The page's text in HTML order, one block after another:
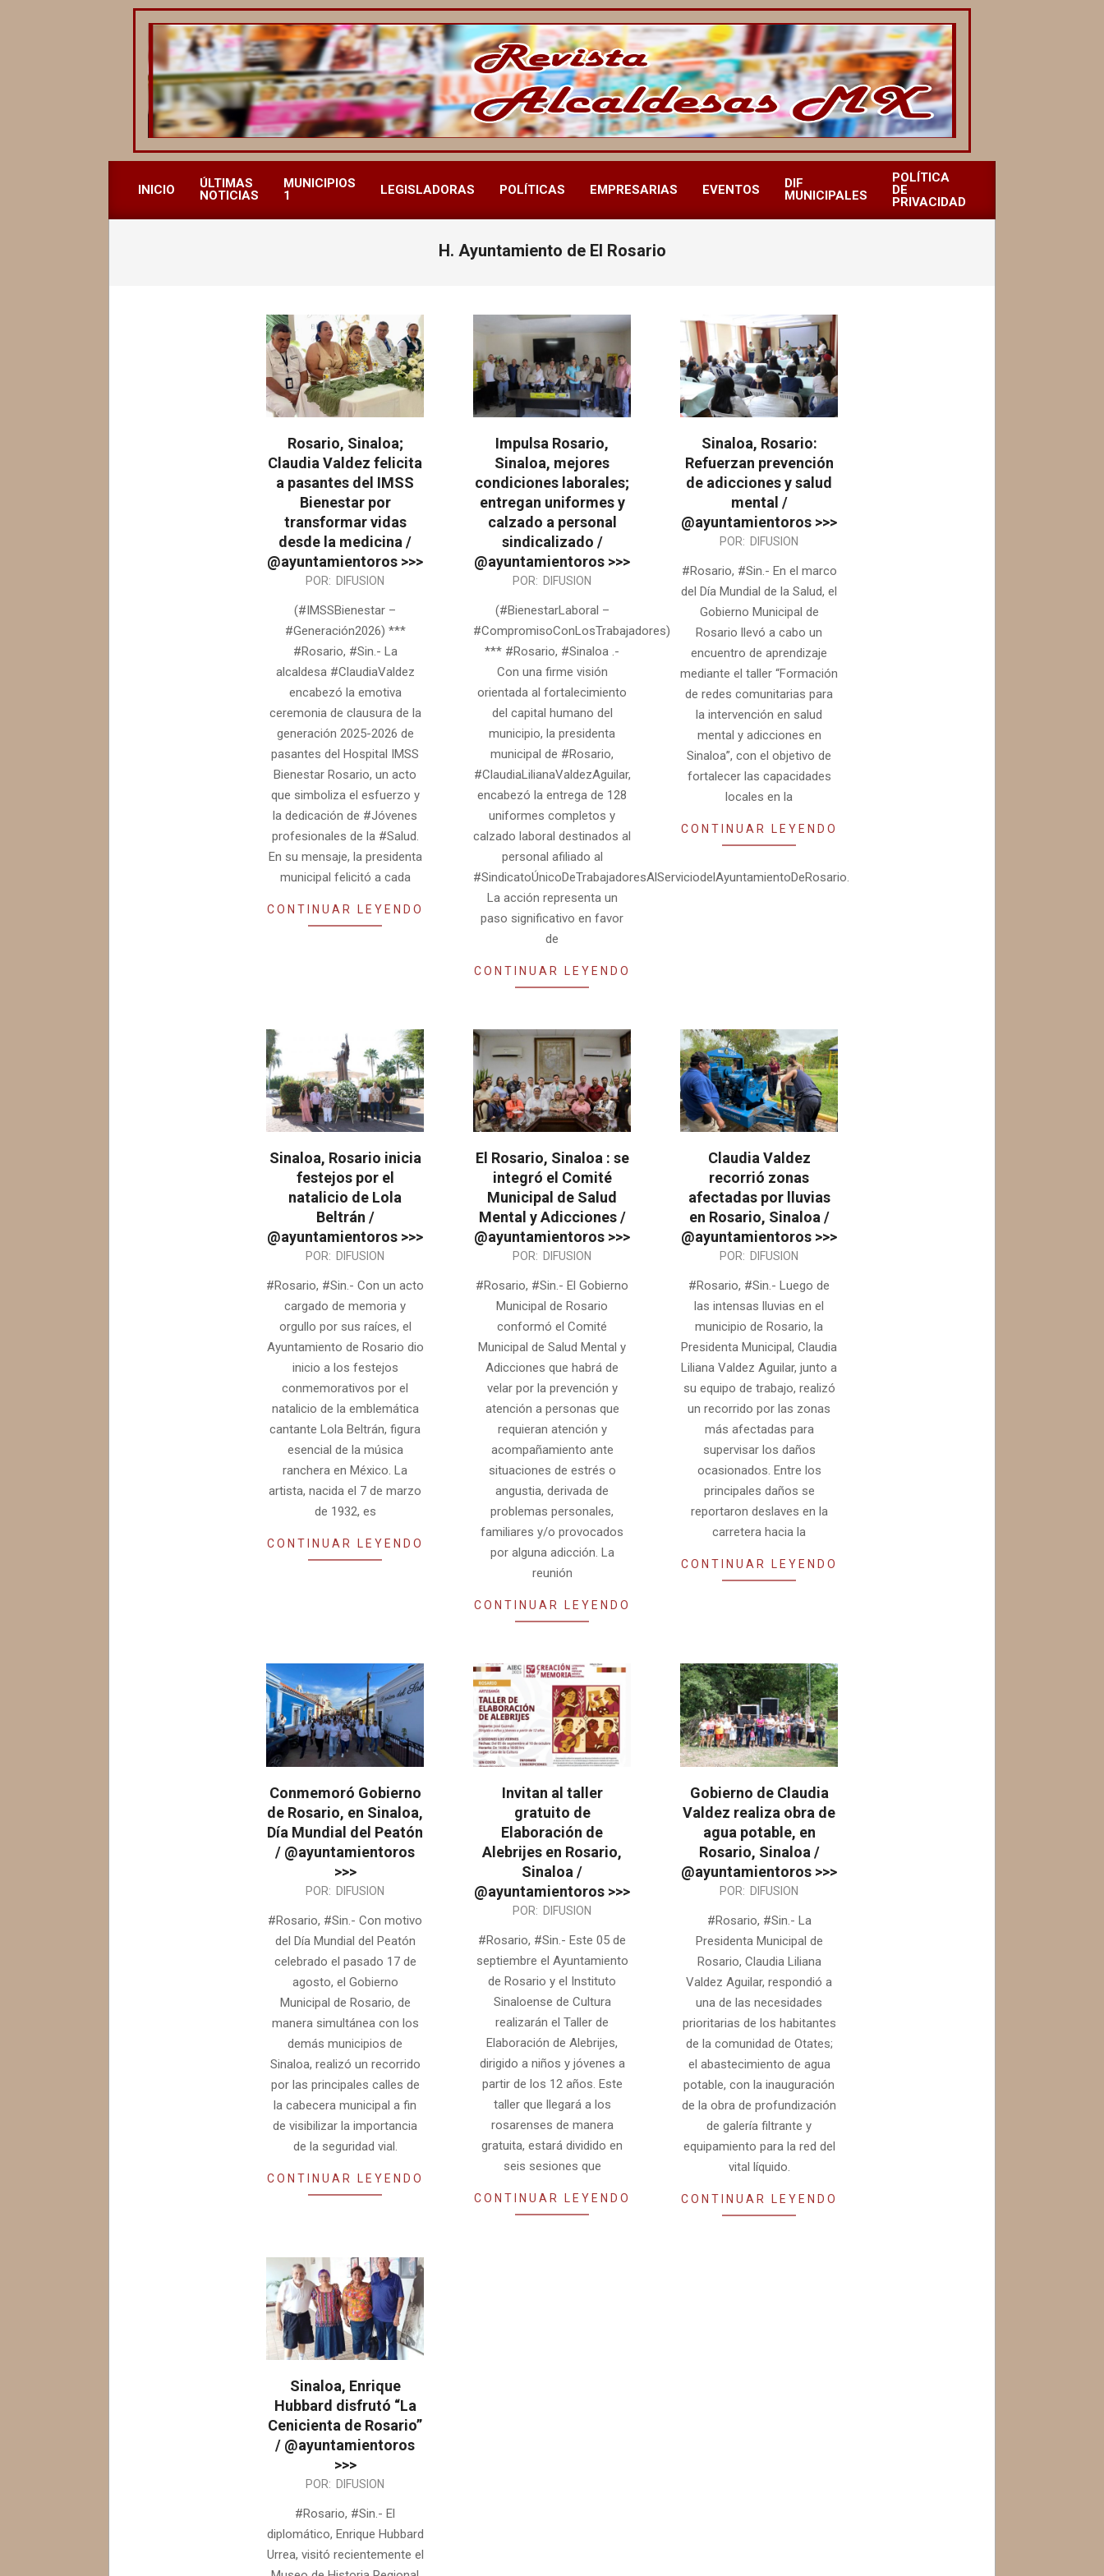
REVISTA
ALCALDESAS
MX
Menú
de
principal
INICIO
ÚLTIMAS
NOTICIAS
MUNICIPIOS
1
LEGISLADORAS POLÍTICAS EMPRESARIAS EVENTOS
DIF
MUNICIPALES
POLÍTICA
DE
PRIVACIDAD
H. Ayuntamiento de El Rosario
Rosario, Sinaloa;
Claudia Valdez felicita
a pasantes del IMSS
Bienestar por
transformar vidas
desde la medicina /
@ayuntamientoros >>>
POR: DIFUSION
(#IMSSBienestar –
#Generación2026) ***
#Rosario, #Sin.- La
alcaldesa #ClaudiaValdez
encabezó la emotiva
ceremonia de clausura de la
generación 2025-2026 de
pasantes del Hospital IMSS
Bienestar Rosario, un acto
que simboliza el esfuerzo y
la dedicación de #Jóvenes
profesionales de la #Salud.
En su mensaje, la presidenta
municipal felicitó a cada
CONTINUAR LEYENDO
Impulsa Rosario,
Sinaloa, mejores
condiciones laborales;
entregan uniformes y
calzado a personal
sindicalizado /
@ayuntamientoros >>>
POR: DIFUSION
(#BienestarLaboral –
#CompromisoConLosTrabajadores)
*** #Rosario, #Sinaloa .-
Con una firme visión
orientada al fortalecimiento
del capital humano del
municipio, la presidenta
municipal de #Rosario,
#ClaudiaLilianaValdezAguilar,
encabezó la entrega de 128
uniformes completos y
calzado laboral destinados al
personal afiliado al
#SindicatoÚnicoDeTrabajadoresAlServiciodelAyuntamientoDeRosario.
La acción representa un
paso significativo en favor
de
CONTINUAR LEYENDO
Sinaloa, Rosario:
Refuerzan prevención
de adicciones y salud
mental /
@ayuntamientoros >>>
POR: DIFUSION
#Rosario, #Sin.- En el marco
del Día Mundial de la Salud, el
Gobierno Municipal de
Rosario llevó a cabo un
encuentro de aprendizaje
mediante el taller “Formación
de redes comunitarias para
la intervención en salud
mental y adicciones en
Sinaloa”, con el objetivo de
fortalecer las capacidades
locales en la
CONTINUAR LEYENDO
Sinaloa, Rosario inicia
festejos por el
natalicio de Lola
Beltrán /
@ayuntamientoros >>>
POR: DIFUSION
#Rosario, #Sin.- Con un acto
cargado de memoria y
orgullo por sus raíces, el
Ayuntamiento de Rosario dio
inicio a los festejos
conmemorativos por el
natalicio de la emblemática
cantante Lola Beltrán, figura
esencial de la música
ranchera en México. La
artista, nacida el 7 de marzo
de 1932, es
CONTINUAR LEYENDO
El Rosario, Sinaloa : se
integró el Comité
Municipal de Salud
Mental y Adicciones /
@ayuntamientoros >>>
POR: DIFUSION
#Rosario, #Sin.- El Gobierno
Municipal de Rosario
conformó el Comité
Municipal de Salud Mental y
Adicciones que habrá de
velar por la prevención y
atención a personas que
requieran atención y
acompañamiento ante
situaciones de estrés o
angustia, derivada de
problemas personales,
familiares y/o provocados
por alguna adicción. La
reunión
CONTINUAR LEYENDO
Claudia Valdez
recorrió zonas
afectadas por lluvias
en Rosario, Sinaloa /
@ayuntamientoros >>>
POR: DIFUSION
#Rosario, #Sin.- Luego de
las intensas lluvias en el
municipio de Rosario, la
Presidenta Municipal, Claudia
Liliana Valdez Aguilar, junto a
su equipo de trabajo, realizó
un recorrido por las zonas
más afectadas para
supervisar los daños
ocasionados. Entre los
principales daños se
reportaron deslaves en la
carretera hacia la
CONTINUAR LEYENDO
Conmemoró Gobierno
de Rosario, en Sinaloa,
Día Mundial del Peatón
/ @ayuntamientoros
>>>
POR: DIFUSION
#Rosario, #Sin.- Con motivo
del Día Mundial del Peatón
celebrado el pasado 17 de
agosto, el Gobierno
Municipal de Rosario, de
manera simultánea con los
demás municipios de
Sinaloa, realizó un recorrido
por las principales calles de
la cabecera municipal a fin
de visibilizar la importancia
de la seguridad vial.
CONTINUAR LEYENDO
Invitan al taller
gratuito de
Elaboración de
Alebrijes en Rosario,
Sinaloa /
@ayuntamientoros >>>
POR: DIFUSION
#Rosario, #Sin.- Este 05 de
septiembre el Ayuntamiento
de Rosario y el Instituto
Sinaloense de Cultura
realizarán el Taller de
Elaboración de Alebrijes,
dirigido a niños y jóvenes a
partir de los 12 años. Este
taller que llegará a los
rosarenses de manera
gratuita, estará dividido en
seis sesiones que
CONTINUAR LEYENDO
Gobierno de Claudia
Valdez realiza obra de
agua potable, en
Rosario, Sinaloa /
@ayuntamientoros >>>
POR: DIFUSION
#Rosario, #Sin.- La
Presidenta Municipal de
Rosario, Claudia Liliana
Valdez Aguilar, respondió a
una de las necesidades
prioritarias de los habitantes
de la comunidad de Otates;
el abastecimiento de agua
potable, con la inauguración
de la obra de profundización
de galería filtrante y
equipamiento para la red del
vital líquido.
CONTINUAR LEYENDO
Sinaloa, Enrique
Hubbard disfrutó “La
Cenicienta de Rosario”
/ @ayuntamientoros
>>>
POR: DIFUSION
#Rosario, #Sin.- El
diplomático, Enrique Hubbard
Urrea, visitó recientemente el